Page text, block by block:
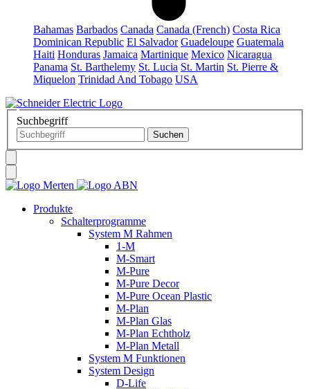
Bahamas Barbados Canada Canada (French) Costa Rica
Dominican Republic El Salvador Guadeloupe Guatemala
Haiti Honduras Jamaica Martinique Mexico Nicaragua
Panama St. Barthelemy St. Lucia St. Martin St. Pierre &
Miquelon Trinidad And Tobago USA
Suchbegriff
Produkte
Schalterprogramme
System M Rahmen
1-M
M-Smart
M-Pure
M-Pure Decor
M-Pure Ocean Plastic
M-Plan
M-Plan Glas
M-Plan Echtholz
M-Plan Metall
System M Funktionen
System Design
D-Life